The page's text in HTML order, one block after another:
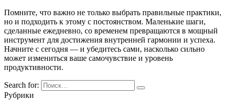
Помните, что важно не только выбрать правильные практики,
но и подходить к этому с постоянством. Маленькие шаги,
сделанные ежедневно, со временем превращаются в мощный
инструмент для достижения внутренней гармонии и успеха.
Начните с сегодня — и убедитесь сами, насколько сильно
может измениться ваше самочувствие и уровень
продуктивности.
Search for:
Рубрики